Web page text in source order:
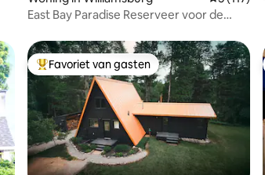
East Bay Paradise Reserveer voor de
Topfavoriet van gasten
Favoriet van gasten